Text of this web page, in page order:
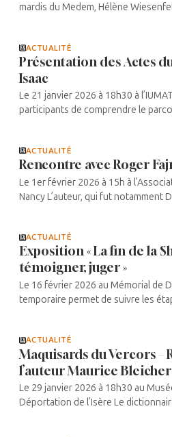
mardis du Medem, Hélène
ACTUALITÉ
Présentation des Actes
Isaac
Le 21 janvier 2026 à 18h30 à
participants de comprendre le
ACTUALITÉ
Rencontre avec Roger
Le 1er février 2026 à 15h à
Nancy L’auteur, qui fut notamment
ACTUALITÉ
Exposition « La fin de la
témoigner, juger »
Le 16 février 2026 au Mémorial de
temporaire permet de suivre les
ACTUALITÉ
Maquisards du Vercors –
l’auteur Maurice Bleicher
Le 29 janvier 2026 à 18h30 au
Déportation de l’Isère Le